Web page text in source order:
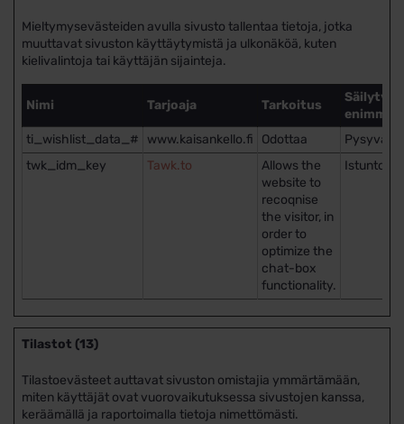
Mieltymysevästeiden avulla sivusto tallentaa tietoja, jotka
muuttavat sivuston käyttäytymistä ja ulkonäköä, kuten
kielivalintoja tai käyttäjän sijainteja.
Nimi Tarjoaja Tarkoitus
ti_wishlist_data_#
www.kaisankello.fi Odottaa
Pysyvä
twk_idm_key
Tawk.to
Allows the
website to
recoqnise
the visitor, in
order to
optimize the
chat-box
functionality.
Istunto
Tilastot (13)
Tilastoevästeet auttavat sivuston omistajia ymmärtämään,
miten käyttäjät ovat vuorovaikutuksessa sivustojen kanssa,
keräämällä ja raportoimalla tietoja nimettömästi.